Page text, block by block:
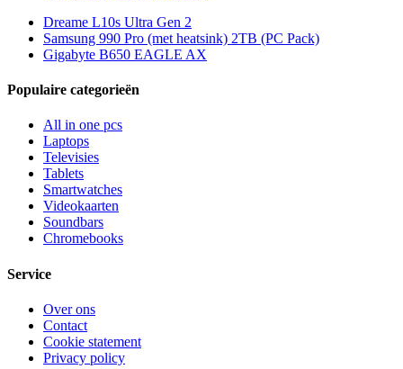
Dreame L10s Ultra Gen 2
Samsung 990 Pro (met heatsink) 2TB (PC Pack)
Gigabyte B650 EAGLE AX
Populaire categorieën
All in one pcs
Laptops
Televisies
Tablets
Smartwatches
Videokaarten
Soundbars
Chromebooks
Service
Over ons
Contact
Cookie statement
Privacy policy